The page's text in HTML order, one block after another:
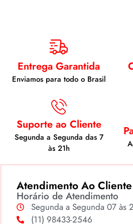
Entrega Garantida
Enviamos para todo o Brasil
Suporte ao Cliente
Segunda a Segunda das 7
às 21h
Atendimento Ao Cliente
Horário de Atendimento
Segunda a Segunda 07 às
(11) 98433-2546